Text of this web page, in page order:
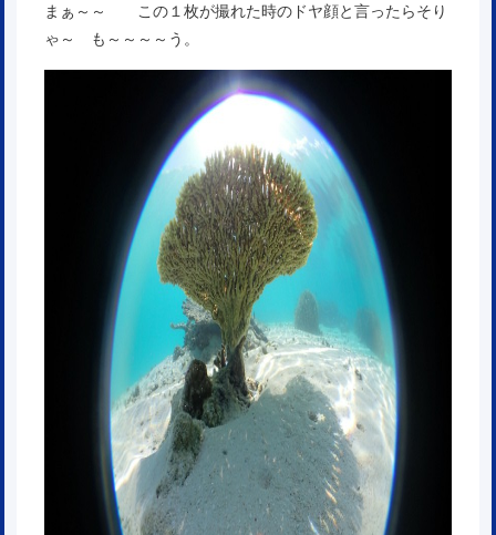
まぁ～～ この１枚が撮れた時のドヤ顔と言ったらそり
ゃ～ も～～～～う。